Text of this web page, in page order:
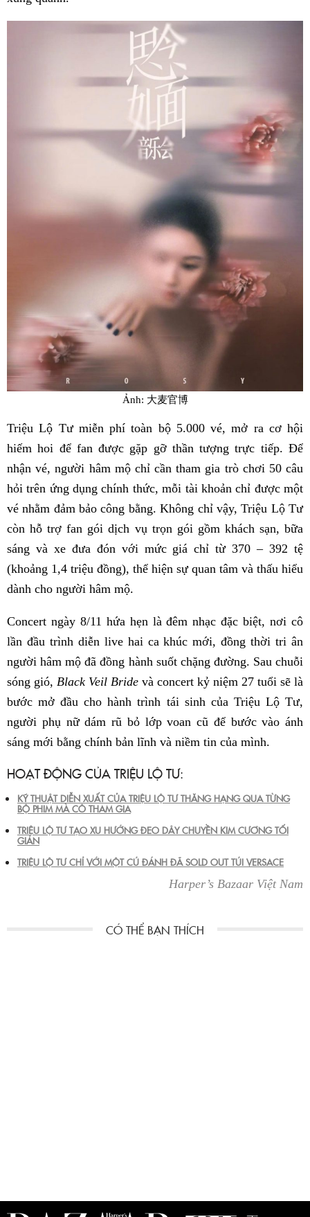
Ảnh: 大麦官博
Triệu Lộ Tư miễn phí toàn bộ 5.000 vé, mở ra cơ hội
hiếm hoi để fan được gặp gỡ thần tượng trực tiếp. Để
nhận vé, người hâm mộ chỉ cần tham gia trò chơi 50 câu
hỏi trên ứng dụng chính thức, mỗi tài khoản chỉ được một
vé nhằm đảm bảo công bằng. Không chỉ vậy, Triệu Lộ Tư
còn hỗ trợ fan gói dịch vụ trọn gói gồm khách sạn, bữa
sáng và xe đưa đón với mức giá chỉ từ 370 – 392 tệ
(khoảng 1,4 triệu đồng), thể hiện sự quan tâm và thấu hiểu
dành cho người hâm mộ.
Concert ngày 8/11 hứa hẹn là đêm nhạc đặc biệt, nơi cô
lần đầu trình diễn live hai ca khúc mới, đồng thời tri ân
người hâm mộ đã đồng hành suốt chặng đường. Sau chuỗi
sóng gió, Black Veil Bride và concert kỷ niệm 27 tuổi sẽ là
bước mở đầu cho hành trình tái sinh của Triệu Lộ Tư,
người phụ nữ dám rũ bỏ lớp voan cũ để bước vào ánh
sáng mới bằng chính bản lĩnh và niềm tin của mình.
HOẠT ĐỘNG CỦA TRIỆU LỘ TƯ:
KỸ THUẬT DIỄN XUẤT CỦA TRIỆU LỘ TƯ THĂNG HẠNG QUA TỪNG
BỘ PHIM MÀ CÔ THAM GIA
TRIỆU LỘ TƯ TẠO XU HƯỚNG ĐEO DÂY CHUYỀN KIM CƯƠNG TỐI
GIẢN
TRIỆU LỘ TƯ CHỈ VỚI MỘT CÚ ĐÁNH ĐÃ SOLD OUT TÚI VERSACE
Harper’s Bazaar Việt Nam